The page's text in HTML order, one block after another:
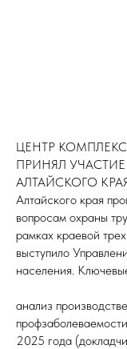
ЦЕНТР
ПРИНЯЛ
АЛТАЙСКОГО КРАЯ
Алтайского края
вопросам охраны
рамках краевой
выступило
населения.
анализ
2025 года